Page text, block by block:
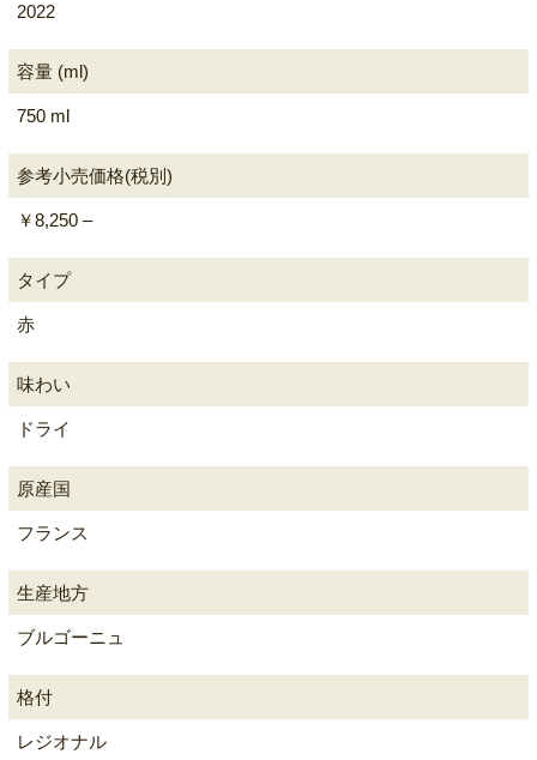
2022
容量 (ml)
750 ml
参考小売価格(税別)
￥8,250 –
タイプ
赤
味わい
ドライ
原産国
フランス
生産地方
ブルゴーニュ
格付
レジオナル